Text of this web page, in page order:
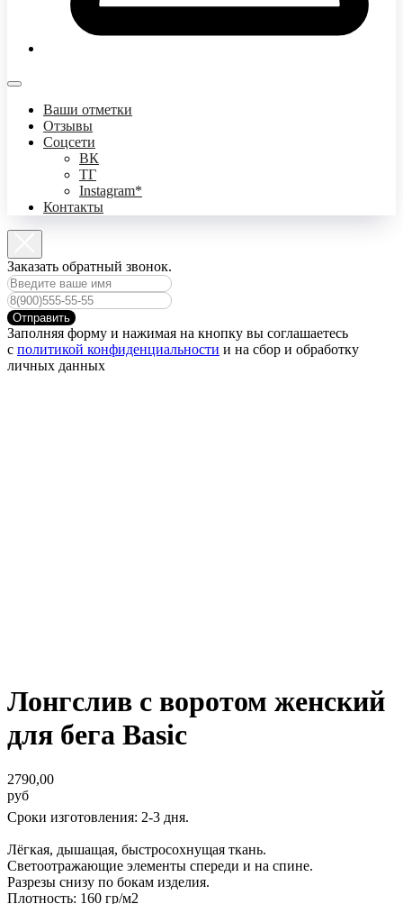
Ваши отметки
Отзывы
Соцсети
ВК
ТГ
Instagram*
Контакты
Заказать обратный звонок.
Отправить
Заполняя форму и нажимая на кнопку вы соглашаетесь
с политикой конфиденциальности и на сбор и обработку
личных данных
Лонгслив с воротом женский
для бега Basic
2790,00
руб
Сроки изготовления: 2-3 дня.
Лёгкая, дышащая, быстросохнущая ткань.
Светоотражающие элементы спереди и на спине.
Разрезы снизу по бокам изделия.
Плотность: 160 гр/м2